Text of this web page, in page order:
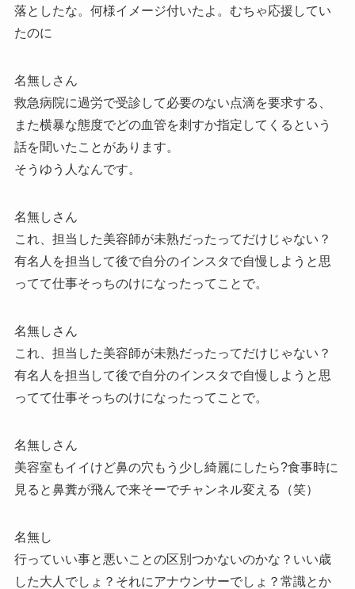
落としたな。何様イメージ付いたよ。むちゃ応援してい
たのに
名無しさん
救急病院に過労で受診して必要のない点滴を要求する、
また横暴な態度でどの血管を刺すか指定してくるという
話を聞いたことがあります。
そうゆう人なんです。
名無しさん
これ、担当した美容師が未熟だったってだけじゃない？
有名人を担当して後で自分のインスタで自慢しようと思
ってて仕事そっちのけになったってことで。
名無しさん
これ、担当した美容師が未熟だったってだけじゃない？
有名人を担当して後で自分のインスタで自慢しようと思
ってて仕事そっちのけになったってことで。
名無しさん
美容室もイイけど鼻の穴もう少し綺麗にしたら?食事時に
見ると鼻糞が飛んで来そーでチャンネル変える（笑）
名無し
行っていい事と悪いことの区別つかないのかな？いい歳
した大人でしょ？それにアナウンサーでしょ？常識とか